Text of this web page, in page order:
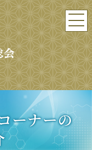
ーナーの